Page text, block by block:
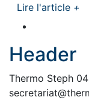
Lire l'article +
Header
Thermo Steph